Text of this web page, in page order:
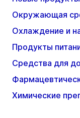
Окружающая
Охлаждение и
Продукты
Средства для
Химические